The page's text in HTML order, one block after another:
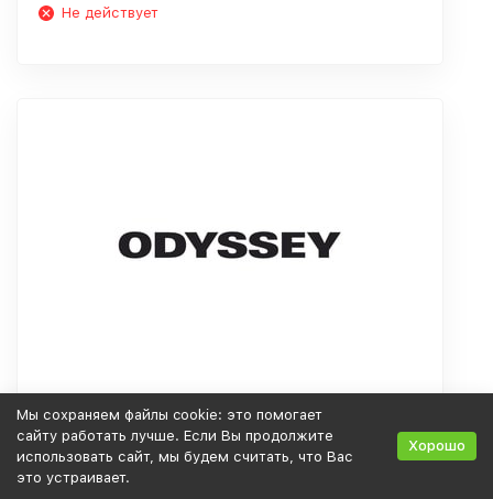
Не действует
Мы сохраняем файлы cookie: это помогает
сайту работать лучше. Если Вы продолжите
использовать сайт, мы будем считать, что Вас
это устраивает.
Хорошо